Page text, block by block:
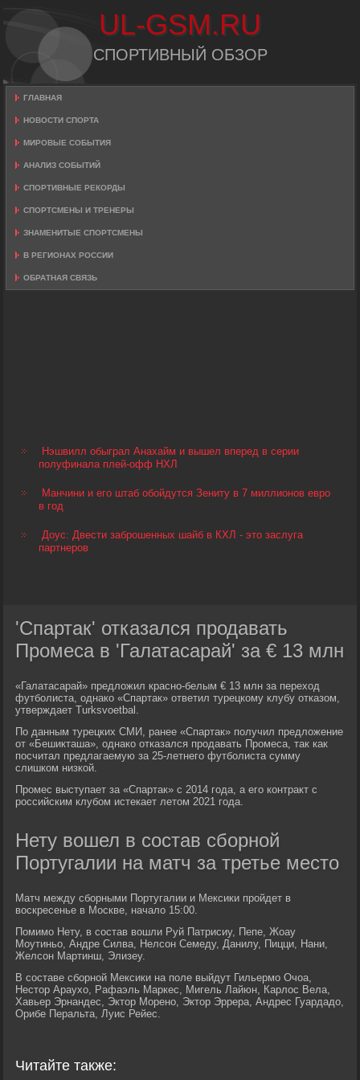
UL-GSM.RU
СПОРТИВНЫЙ ОБЗОР
ГЛАВНАЯ
НОВОСТИ СПОРТА
МИРОВЫЕ СОБЫТИЯ
АНАЛИЗ СОБЫТИЙ
СПОРТИВНЫЕ РЕКОРДЫ
СПОРТСМЕНЫ И ТРЕНЕРЫ
ЗНАМЕНИТЫЕ СПОРТСМЕНЫ
В РЕГИОНАХ РОССИИ
ОБРАТНАЯ СВЯЗЬ
Нэшвилл обыграл Анахайм и вышел вперед в серии
полуфинала плей-офф НХЛ
Манчини и его штаб обойдутся Зениту в 7 миллионов евро
в год
Доус: Двести заброшенных шайб в КХЛ - это заслуга
партнеров
'Спартак' отказался продавать
Промеса в 'Галатасарай' за € 13 млн
«Галатасарай» предложил красно-белым € 13 млн за переход
футболиста, однако «Спартак» ответил турецкому клубу отказом,
утверждает Turksvoetbal.
По данным турецких СМИ, ранее «Спартак» получил предложение
от «Бешикташа», однако отказался продавать Промеса, так как
посчитал предлагаемую за 25-летнего футболиста сумму
слишком низкой.
Промес выступает за «Спартак» с 2014 года, а его контракт с
российским клубом истекает летом 2021 года.
Нету вошел в состав сборной
Португалии на матч за третье место
Матч между сборными Португалии и Мексики пройдет в
воскресенье в Москве, начало 15:00.
Помимо Нету, в состав вошли Руй Патрисиу, Пепе, Жоау
Моутиньо, Андре Силва, Нелсон Семеду, Данилу, Пицци, Нани,
Желсон Мартинш, Элизеу.
В составе сборной Мексики на поле выйдут Гильермо Очоа,
Нестор Араухо, Рафаэль Маркес, Мигель Лайюн, Карлос Вела,
Хавьер Эрнандес, Эктор Морено, Эктор Эррера, Андрес Гуардадо,
Орибе Перальта, Луис Рейес.
Читайте также: